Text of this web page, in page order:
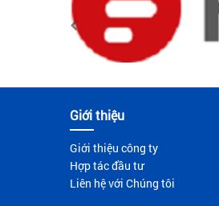
Giới thiệu
Giới thiệu công ty
Hợp tác đầu tư
Liên hệ với Chúng tôi